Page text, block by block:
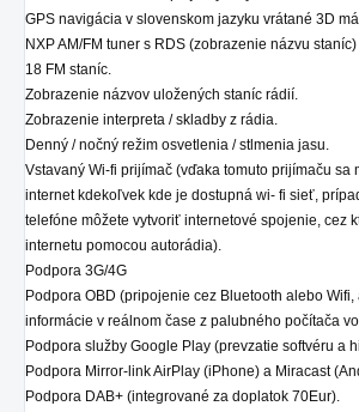
GPS navigácia v slovenskom jazyku vrátané 3D
NXP AM/FM tuner s RDS (zobrazenie názvu
18 FM staníc.
Zobrazenie názvov uložených staníc rádií.
Zobrazenie interpreta / skladby z rádia.
Denný / nočný režim osvetlenia / stlmenia jasu.
Vstavaný Wi-fi prijímač (vďaka tomuto prijímaču sa
internet kdekoľvek kde je dostupná wi- fi sieť,
telefóne môžete vytvoriť internetové spojenie, cez
internetu pomocou autorádia).
Podpora 3G/4G
Podpora OBD (pripojenie cez Bluetooth alebo Wifi,
informácie v reálnom čase z palubného počítača
Podpora služby Google Play (prevzatie softvéru a
Podpora Mirror-link AirPlay (iPhone) a Miracast
Podpora DAB+ (integrované za doplatok 70Eur).